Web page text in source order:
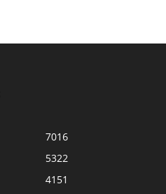
7016
5322
4151